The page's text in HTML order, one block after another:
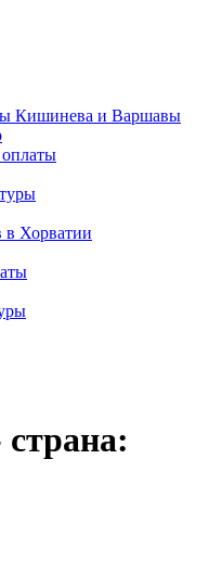
Кишинева и Варшавы
оплаты
в Хорватии